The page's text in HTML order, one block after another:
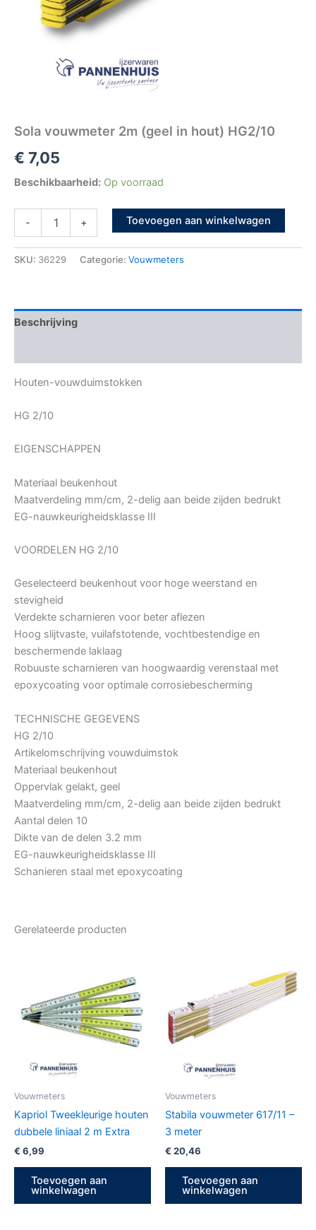
Sola vouwmeter 2m (geel in hout) HG2/10
€ 7,05
Beschikbaarheid: Op voorraad
- + Toevoegen aan winkelwagen
SKU: 36229 Categorie: Vouwmeters
Beschrijving
Houten-vouwduimstokken
HG 2/10
EIGENSCHAPPEN
Materiaal beukenhout
Maatverdeling mm/cm, 2-delig aan beide zijden bedrukt
EG-nauwkeurigheidsklasse III
VOORDELEN HG 2/10
Geselecteerd beukenhout voor hoge weerstand en
stevigheid
Verdekte scharnieren voor beter aflezen
Hoog slijtvaste, vuilafstotende, vochtbestendige en
beschermende laklaag
Robuuste scharnieren van hoogwaardig verenstaal met
epoxycoating voor optimale corrosiebescherming
TECHNISCHE GEGEVENS
HG 2/10
Artikelomschrijving vouwduimstok
Materiaal beukenhout
Oppervlak gelakt, geel
Maatverdeling mm/cm, 2-delig aan beide zijden bedrukt
Aantal delen 10
Dikte van de delen 3.2 mm
EG-nauwkeurigheidsklasse III
Schanieren staal met epoxycoating
Gerelateerde producten
Vouwmeters
Kapriol Tweekleurige houten
dubbele liniaal 2 m Extra
€ 6,99
Toevoegen aan
winkelwagen
Vouwmeters
Stabila vouwmeter 617/11 –
3 meter
€ 20,46
Toevoegen aan
winkelwagen